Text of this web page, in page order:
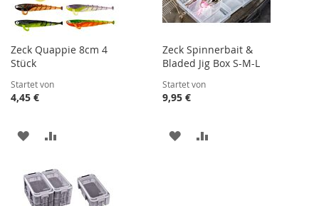
Zeck Quappie 8cm 4
Stück
Startet von
4,45 €
ZUR
HINZUFÜGEN
HINZUFÜGEN
Zeck Spinnerbait &
Bladed Jig Box S-M-L
Startet von
9,95 €
ZUR